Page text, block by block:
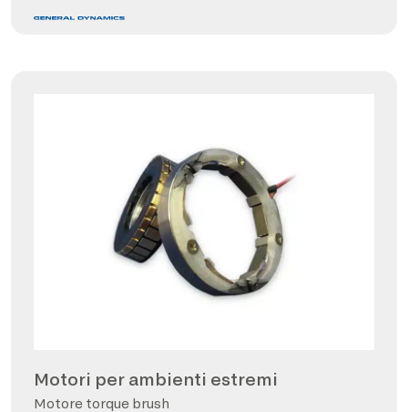
Motori per ambienti estremi
Motore torque brush